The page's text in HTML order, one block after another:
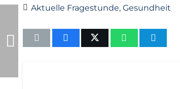
Aktuelle Fragestunde,Gesundheit